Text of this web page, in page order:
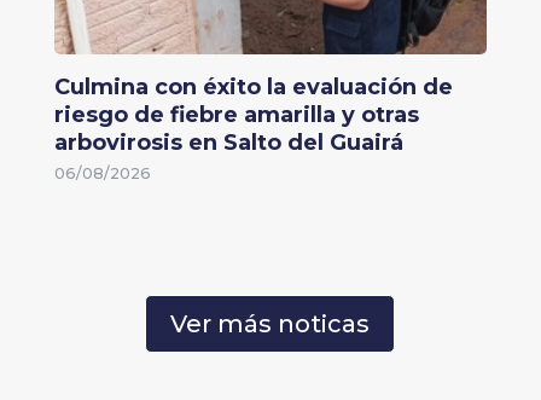
Culmina con éxito la evaluación de
riesgo de fiebre amarilla y otras
arbovirosis en Salto del Guairá
06/08/2026
Ver más noticas